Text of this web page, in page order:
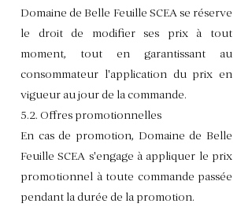
Domaine de Belle Feuille SCEA se réserve
le droit de modifier ses prix à tout
moment, tout en garantissant au
consommateur l'application du prix en
vigueur au jour de la commande.
5.2. Offres promotionnelles
En cas de promotion, Domaine de Belle
Feuille SCEA s'engage à appliquer le prix
promotionnel à toute commande passée
pendant la durée de la promotion.